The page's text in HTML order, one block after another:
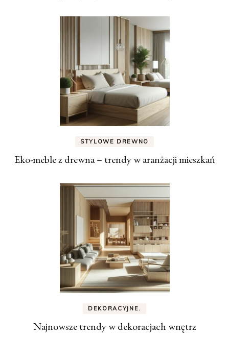
STYLOWE DREWNO
Eko-meble z drewna – trendy w aranżacji mieszkań
DEKORACYJNE.
Najnowsze trendy w dekoracjach wnętrz